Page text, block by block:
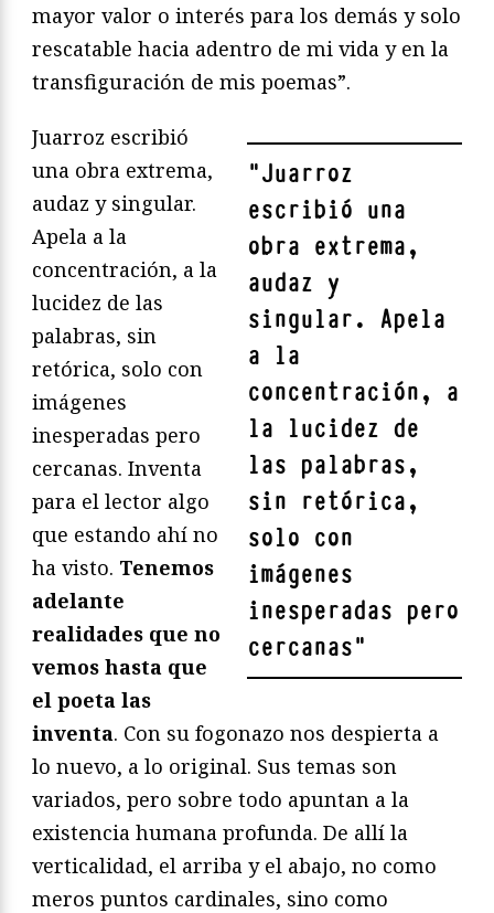
mayor valor o interés para los demás y solo
rescatable hacia adentro de mi vida y en la
transfiguración de mis poemas”.
"Juarroz
escribió una
obra extrema,
audaz y
singular. Apela
a la
concentración, a
la lucidez de
las palabras,
sin retórica,
solo con
imágenes
inesperadas pero
cercanas"
Juarroz escribió
una obra extrema,
audaz y singular.
Apela a la
concentración, a la
lucidez de las
palabras, sin
retórica, solo con
imágenes
inesperadas pero
cercanas. Inventa
para el lector algo
que estando ahí no
ha visto. Tenemos
adelante
realidades que no
vemos hasta que
el poeta las
inventa. Con su fogonazo nos despierta a
lo nuevo, a lo original. Sus temas son
variados, pero sobre todo apuntan a la
existencia humana profunda. De allí la
verticalidad, el arriba y el abajo, no como
meros puntos cardinales, sino como